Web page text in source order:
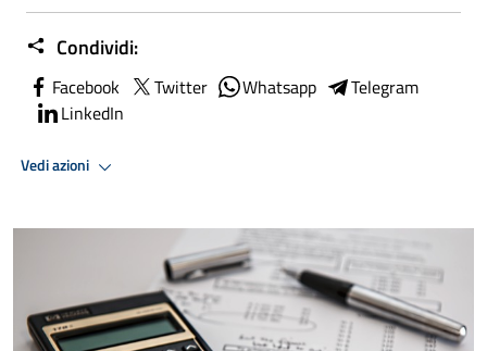
Condividi:
Facebook Twitter Whatsapp
Telegram
LinkedIn
Vedi azioni